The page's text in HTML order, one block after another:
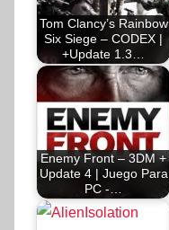
Tom Clancy’s Rainbow
Six Siege – CODEX |
+Update 1.3…
Enemy Front – 3DM +
Update 4 | Juego Para
PC -…